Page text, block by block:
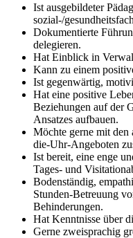
Ist ausgebildeter
sozial-/
Dokumentierte
delegieren.
Hat Einblick in
Kann zu einem
Ist gegenwärtig,
Hat eine positive
Beziehungen auf der
Ansatzes aufbauen.
Möchte gerne mit den
die-Uhr-Angeboten
Ist bereit, eine enge
Tages- und
Bodenständig,
Stunden-Betreuung
Behinderungen.
Hat Kenntnisse über
Gerne zweisprachig